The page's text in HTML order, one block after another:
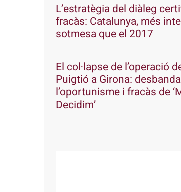
L’estratègia del diàleg
fracàs: Catalunya, més
sotmesa que el 2017
El col·lapse de l’operació
Puigtió a Girona:
l’oportunisme i fracàs de
Decidim’